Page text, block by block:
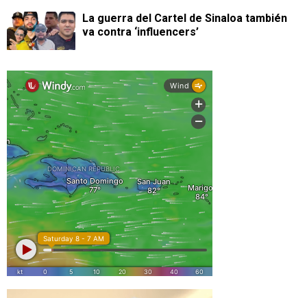
La guerra del Cartel de Sinaloa también
va contra ‘influencers’